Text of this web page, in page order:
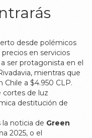
desde polémicos
en servicios
ser protagonista en el
mientras que
a $4.950 CLP.
cortes de luz
destitución de
la noticia de Green
2025, o el